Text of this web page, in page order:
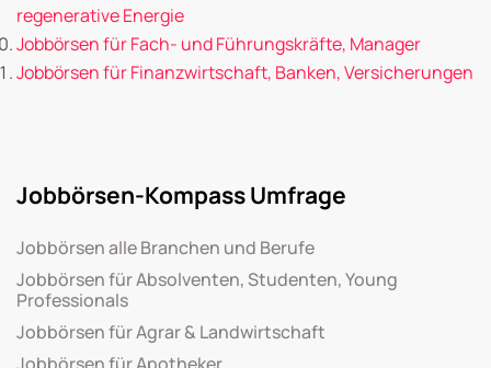
regenerative Energie
Jobbörsen für Fach- und Führungskräfte, Manager
Jobbörsen für Finanzwirtschaft, Banken, Versicherungen
Jobbörsen-Kompass Umfrage
Jobbörsen alle Branchen und Berufe
Jobbörsen für Absolventen, Studenten, Young
Professionals
Jobbörsen für Agrar & Landwirtschaft